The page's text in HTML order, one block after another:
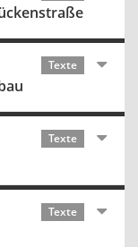
Texte
Texte
Texte